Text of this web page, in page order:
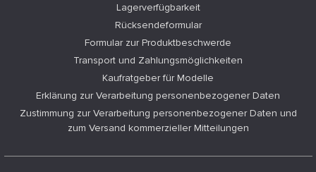
Lagerverfügbarkeit
Rücksendeformular
Formular zur Produktbeschwerde
Transport und Zahlungsmöglichkeiten
Kaufratgeber für Modelle
Erklärung zur Verarbeitung personenbezogener Daten
Zustimmung zur Verarbeitung personenbezogener Daten und
zum Versand kommerzieller Mitteilungen